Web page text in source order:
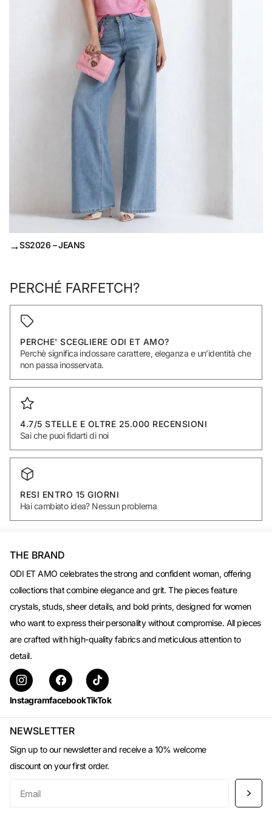
→SS2026 – JEANS
PERCHÉ FARFETCH?
PERCHE' SCEGLIERE ODI ET AMO?
Perchè significa indossare carattere, eleganza e un’identità che
non passa inosservata.
4.7/5 STELLE E OLTRE 25.000 RECENSIONI
Sai che puoi fidarti di noi
RESI ENTRO 15 GIORNI
Hai cambiato idea? Nessun problema
THE BRAND
ODI ET AMO celebrates the strong and confident woman, offering
collections that combine elegance and grit. The pieces feature
crystals, studs, sheer details, and bold prints, designed for women
who want to express their personality without compromise. All pieces
are crafted with high-quality fabrics and meticulous attention to
detail.
InstagramfacebookTikTok
NEWSLETTER
Sign up to our newsletter and receive a 10% welcome
discount on your first order.